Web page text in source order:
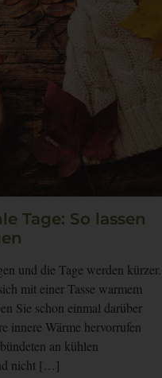
Tage: So lassen
und die Tage werden kürzer.
mit einer Tasse warmem
Sie schon einmal darüber
innere Wärme hervorrufen
an kühlen
nicht […]